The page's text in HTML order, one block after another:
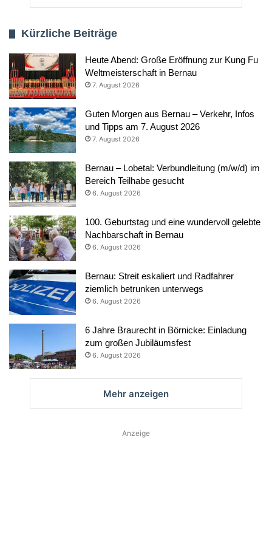
Kürzliche Beiträge
Heute Abend: Große Eröffnung zur Kung Fu
Weltmeisterschaft in Bernau
7. August 2026
Guten Morgen aus Bernau – Verkehr, Infos
und Tipps am 7. August 2026
7. August 2026
Bernau – Lobetal: Verbundleitung (m/w/d) im
Bereich Teilhabe gesucht
6. August 2026
100. Geburtstag und eine wundervoll gelebte
Nachbarschaft in Bernau
6. August 2026
Bernau: Streit eskaliert und Radfahrer
ziemlich betrunken unterwegs
6. August 2026
6 Jahre Braurecht in Börnicke: Einladung
zum großen Jubiläumsfest
6. August 2026
Mehr anzeigen
Anzeige